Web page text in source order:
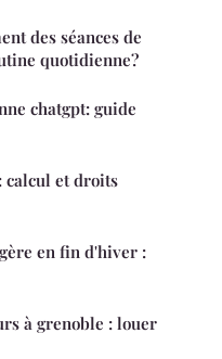
des séances de
quotidienne?
chatgpt: guide
calcul et droits
en fin d'hiver :
à grenoble : louer